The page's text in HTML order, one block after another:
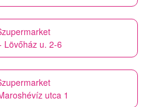
Lövőház u. 2-6
utca 1